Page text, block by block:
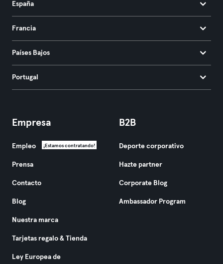
España
Francia
Países Bajos
Portugal
Empresa
Empleo ¡Estamos contratando!
Prensa
Contacto
Blog
Nuestra marca
Tarjetas regalo & Tienda
Ley Europea de
B2B
Deporte corporativo
Hazte partner
Corporate Blog
Ambassador Program